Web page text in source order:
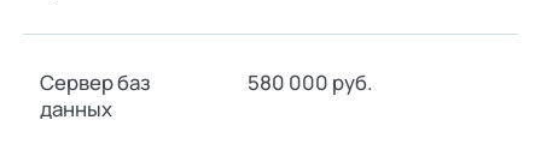
Сервер баз
данных
580 000 руб.